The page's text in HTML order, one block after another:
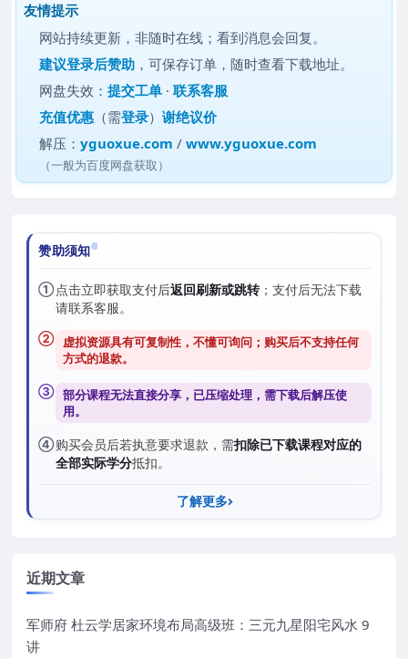
友情提示
网站持续更新，非随时在线；看到消息会回复。
建议登录后赞助 ，可保存订单，随时查看下载地址。
网盘失效：提交工单 ·联系客服
充值优惠 （需登录）谢绝议价
解压：yguoxue.com /www.yguoxue.com
（一般为百度网盘获取）
赞助须知
①点击立即获取支付后返回刷新或跳转；支付后无法下载
请联系客服。
② 虚拟资源具有可复制性，不懂可询问；购买后不支持任何
方式的退款。
③ 部分课程无法直接分享，已压缩处理，需下载后解压使
用。
④购买会员后若执意要求退款，需扣除已下载课程对应的
全部实际学分抵扣。
了解更多
近期文章
军师府 杜云学居家环境布局高级班：三元九星阳宅风水 9
讲